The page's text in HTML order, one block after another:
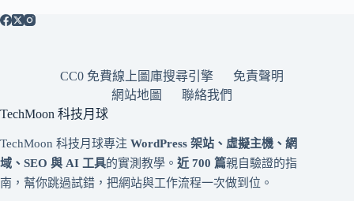
CC0 免費線上圖庫搜尋引擎
免責聲明
網站地圖
聯絡我們
TechMoon 科技月球
TechMoon 科技月球專注 WordPress 架站、虛擬主機、網
域、SEO 與 AI 工具的實測教學。 近 700 篇親自驗證的指
南，幫你跳過試錯，把網站與工作流程一次做到位。